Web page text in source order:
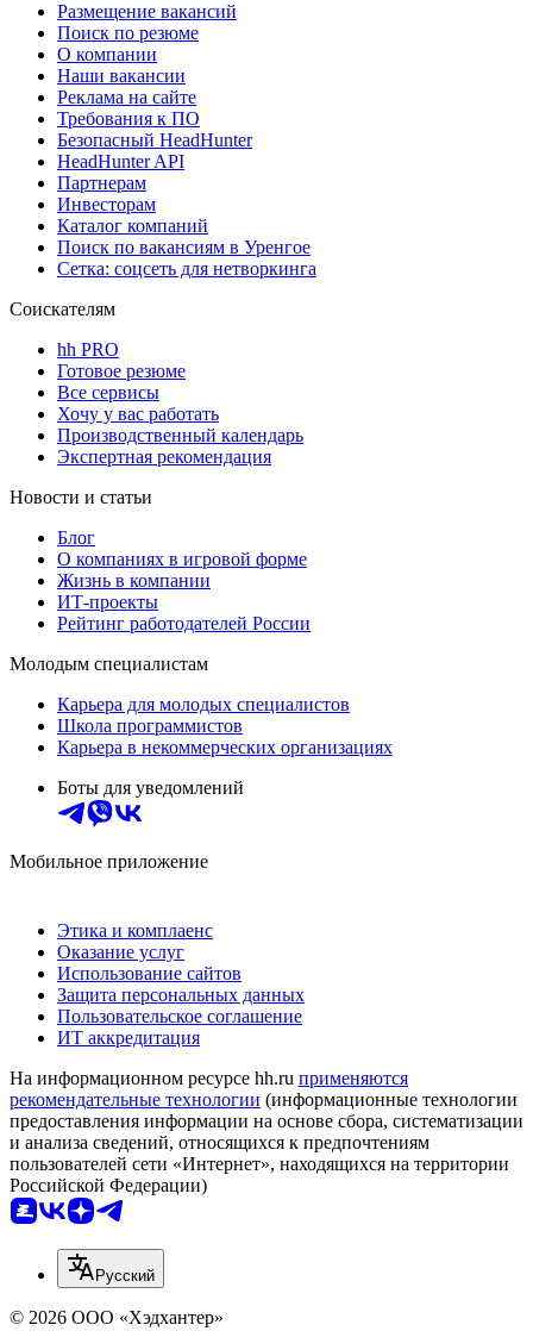
Размещение вакансий
Поиск по резюме
О компании
Наши вакансии
Реклама на сайте
Требования к ПО
Безопасный HeadHunter
HeadHunter API
Партнерам
Инвесторам
Каталог компаний
Поиск по вакансиям в Уренгое
Сетка: соцсеть для нетворкинга
Соискателям
hh PRO
Готовое резюме
Все сервисы
Хочу у вас работать
Производственный календарь
Экспертная рекомендация
Новости и статьи
Блог
О компаниях в игровой форме
Жизнь в компании
ИТ-проекты
Рейтинг работодателей России
Молодым специалистам
Карьера для молодых специалистов
Школа программистов
Карьера в некоммерческих организациях
Боты для уведомлений
Мобильное приложение
Этика и комплаенс
Оказание услуг
Использование сайтов
Защита персональных данных
Пользовательское соглашение
ИТ аккредитация
На информационном ресурсе hh.ru применяются
рекомендательные технологии (информационные технологии
предоставления информации на основе сбора, систематизации
и анализа сведений, относящихся к предпочтениям
пользователей сети «Интернет», находящихся на территории
Российской Федерации)
Русский
© 2026 ООО «Хэдхантер»